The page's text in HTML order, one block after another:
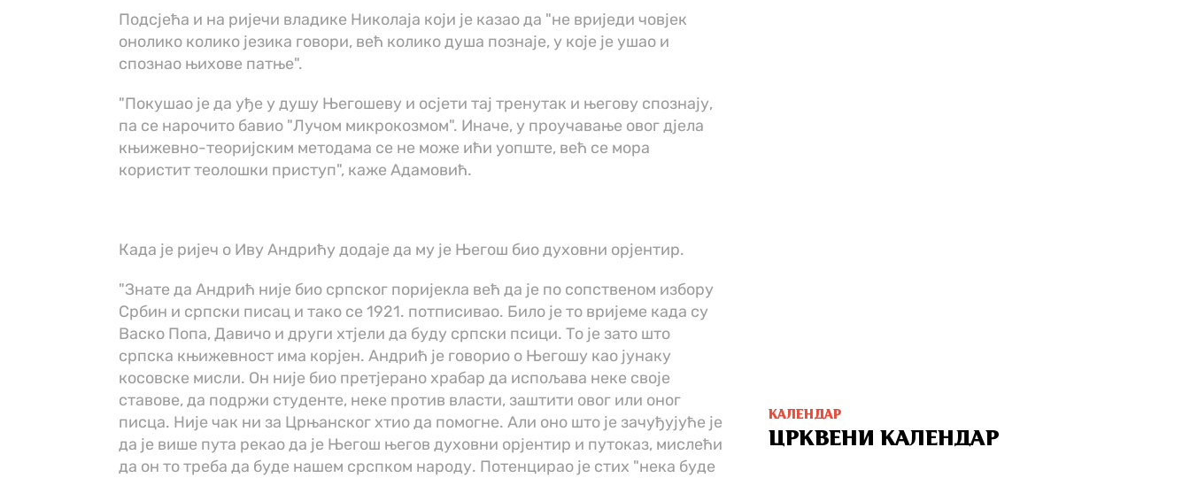
Подсјећа и на ријечи владике Николаја који је казао да "не вриједи човјек
онолико колико језика говори, већ колико душа познаје, у које је ушао и
спознао њихове патње".
"Покушао је да уђе у душу Његошеву и осјети тај тренутак и његову спознају,
па се нарочито бавио "Лучом микрокозмом". Иначе, у проучавање овог дјела
књижевно-теоријским методама се не може ићи уопште, већ се мора
користит теолошки приступ", каже Адамовић.
Када је ријеч о Иву Андрићу додаје да му је Његош био духовни орјентир.
"Знате да Андрић није био српског поријекла већ да је по сопственом избору
Србин и српски писац и тако се 1921. потписивао. Било је то вријеме када су
Васко Попа, Давичо и други хтјели да буду српски псици. То је зато што
српска књижевност има корјен. Андрић је говорио о Његошу као јунаку
косовске мисли. Он није био претјерано храбар да испољава неке своје
ставове, да подржи студенте, неке против власти, заштити овог или оног
писца. Није чак ни за Црњанског хтио да помогне. Али оно што је зачуђујуће је
да је више пута рекао да је Његош његов духовни орјентир и путоказ, мислећи
да он то треба да буде нашем срспком народу. Потенцирао је стих "нека буде
КАЛЕНДАР
ЦРКВЕНИ КАЛЕНДАР